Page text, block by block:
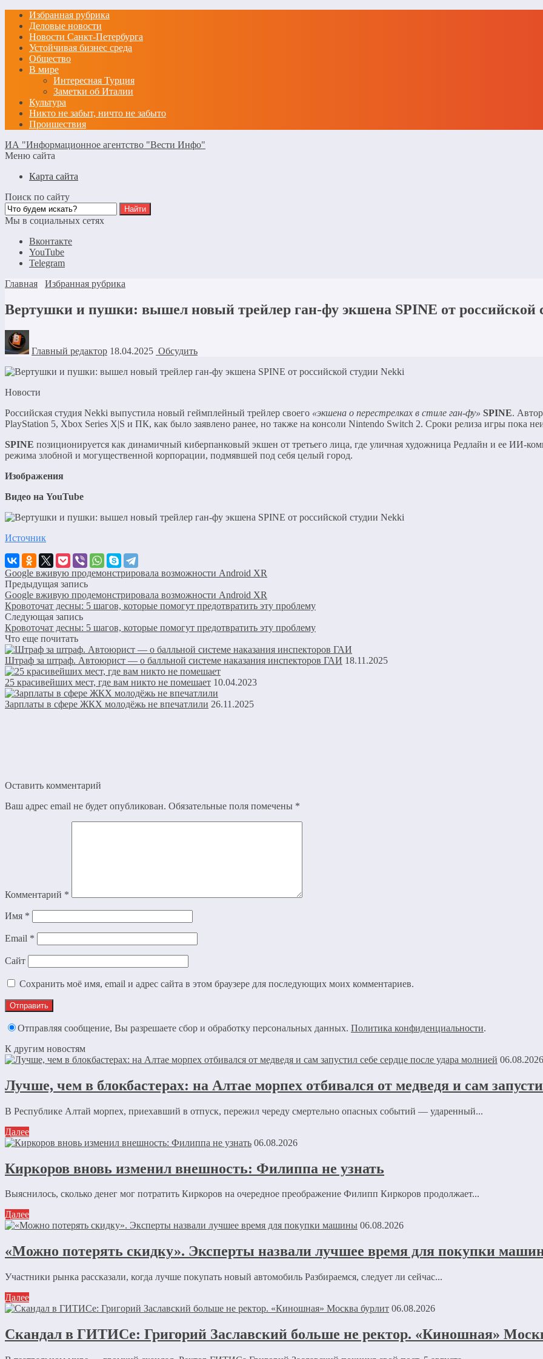
Избранная рубрика
Деловые новости
Новости Санкт-Петербурга
Устойчивая бизнес среда
Общество
В мире
Интересная Турция
Заметки об Италии
Культура
Никто не забыт, ничто не забыто
Проишествия
ИА "Информационное агентство "Вести Инфо"
Меню сайта
Карта сайта
Поиск по сайту
Мы в социальных сетях
Вконтакте
YouTube
Telegram
Главная
Избранная рубрика
Вертушки и пушки: вышел новый трейлер ган-фу экшена SPINE от российской
Главный редактор 18.04.2025 Обсудить
Новости
Российская студия Nekki выпустила новый геймплейный трейлер своего «экшена о перестрелках в стиле ган-фу» SPINE.
PlayStation 5, Xbox Series X|S и ПК, как было заявлено ранее, но также на консоли Nintendo Switch 2. Сроки релиза игры пока
SPINE позиционируется как динамичный киберпанковый экшен от третьего лица, где уличная художница Редлайн и ее ИИ-
режима злобной и могущественной корпорации, подмявшей под себя целый город.
Изображения
Видео на YouTube
Источник
Google вживую продемонстрировала возможности Android XR
Предыдущая запись
Google вживую продемонстрировала возможности Android XR
Кровоточат десны: 5 шагов, которые помогут предотвратить эту проблему
Следующая запись
Кровоточат десны: 5 шагов, которые помогут предотвратить эту проблему
Что еще почитать
Штраф за штраф. Автоюрист — о балльной системе наказания инспекторов ГАИ 18.11.2025
25 красивейших мест, где вам никто не помешает 10.04.2023
Зарплаты в сфере ЖКХ молодёжь не впечатлили 26.11.2025
Оставить комментарий
Ваш адрес email не будет опубликован. Обязательные поля помечены *
Комментарий *
Имя *
Email *
Сайт
Сохранить моё имя, email и адрес сайта в этом браузере для последующих моих комментариев.
Отправляя сообщение, Вы разрешаете сбор и обработку персональных данных. Политика конфиденциальности.
К другим новостям
06.08.2026
Лучше, чем в блокбастерах: на Алтае морпех отбивался от медведя и сам
В Республике Алтай морпех, приехавший в отпуск, пережил череду смертельно опасных событий — ударенный...
Далее
06.08.2026
Киркоров вновь изменил внешность: Филиппа не узнать
Выяснилось, сколько денег мог потратить Киркоров на очередное преображение Филипп Киркоров продолжает...
Далее
06.08.2026
«Можно потерять скидку». Эксперты назвали лучшее время для покупки
Участники рынка рассказали, когда лучше покупать новый автомобиль Разбираемся, следует ли сейчас...
Далее
06.08.2026
Скандал в ГИТИСе: Григорий Заславский больше не ректор. «Киношная»